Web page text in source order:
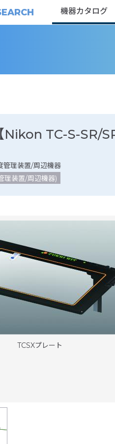
機器カタログ
TC-S-SR/
管理装置/周辺機器
理装置/周辺機器)
TCSXプレート